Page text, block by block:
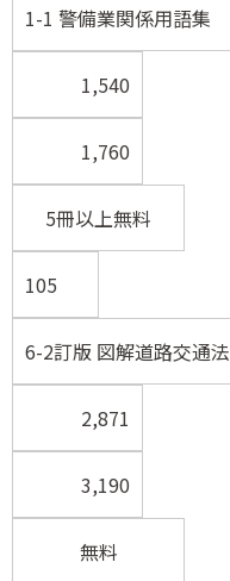
1-1 警備業関係用語集
1,540
1,760
5冊以上無料
105
6-2訂版 図解道路交通法
2,871
3,190
無料